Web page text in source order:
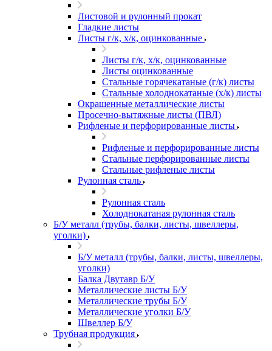
Листовой и рулонный прокат
Гладкие листы
Листы г/к, х/к, оцинкованные
Листы г/к, х/к, оцинкованные
Листы оцинкованные
Стальные горячекатаные (г/к) листы
Стальные холоднокатаные (х/к) листы
Окрашенные металлические листы
Просечно-вытяжные листы (ПВЛ)
Рифленые и перфорированные листы
Рифленые и перфорированные листы
Стальные перфорированные листы
Стальные рифленые листы
Рулонная сталь
Рулонная сталь
Холоднокатаная рулонная сталь
Б/У металл (трубы, балки, листы, швеллеры,
уголки)
Б/У металл (трубы, балки, листы, швеллеры,
уголки)
Балка Двутавр Б/У
Металлические листы Б/У
Металлические трубы Б/У
Металлические уголки Б/У
Швеллер Б/У
Трубная продукция